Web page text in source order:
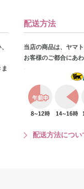
配送方法
当店の商品は、ヤマ
お客様のご都合にあ
配送方法につい